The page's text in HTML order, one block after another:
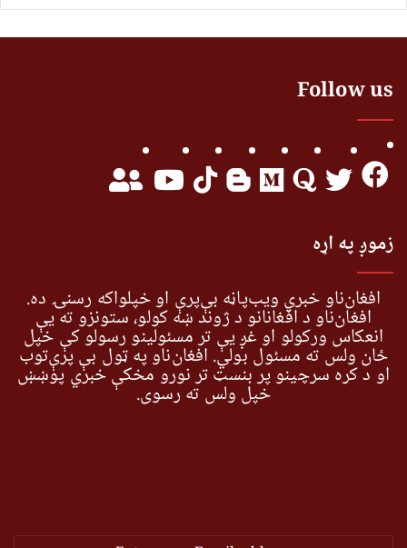
Follow us
زموږ په اړه
افغان‌ناو خبري ویب‌پاڼه بې‌پرې او خپلواکه رسنۍ ده.
افغان‌ناو د افغانانو د ژوند ښه کولو، ستونزو ته یې
انعکاس ورکولو او غږ یې تر مسئولینو رسولو کې خپل
ځان ولس ته مسئول بولي. افغان‌ناو په ټول بې پرې‌توب
او د کره سرچینو پر بنسټ تر نورو مخکې خبري پوښښ
خپل ولس ته رسوي.